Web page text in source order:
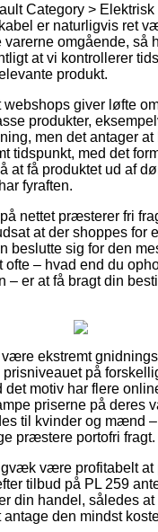
Category >
er naturligvis ret
varerne omgående, så
at vi kontrollerer
produkt.
giver løfte
produkter,
men det antager
tidspunkt, med det
at få produktet ud af
fyraften.
nettet præsterer fri
at der shoppes for
beslutte sig for den
ofte – hvad end du
– er at få bragt din
være ekstremt
prisniveauet på
det motiv har flere
priserne på deres
til kvinder og mænd
præstere portofri fragt.
være profitabelt
tilbud på PL 259
din handel, således at
den mindst